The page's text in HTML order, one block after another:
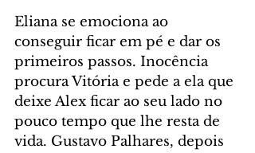
Eliana se emociona ao
conseguir ficar em pé e dar os
primeiros passos. Inocência
procura Vitória e pede a ela que
deixe Alex ficar ao seu lado no
pouco tempo que lhe resta de
vida. Gustavo Palhares, depois